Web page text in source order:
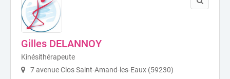
Gilles DELANNOY
Kinésithérapeute
7 avenue Clos Saint-Amand-les-Eaux (59230)